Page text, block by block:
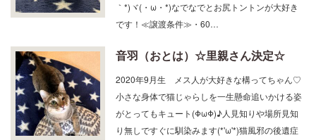
｀*)ヾ(・ω・*)なでなでとお尻トントンが大好き
です！≪譲渡条件≫・60…
音羽（おとは）☆里親さん決定☆
2020年9月生 メス人が大好きな構ってちゃん♡
小さな身体で猫じゃらしを一生懸命追いかける姿
がとってもキュート(ΦωΦ)♪人見知りや場所見知
り無しですぐに馴染みます(*'ω'*)猫風邪の後遺症